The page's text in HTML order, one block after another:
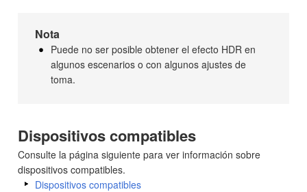
Nota
Puede no ser posible obtener el efecto HDR en
algunos escenarios o con algunos ajustes de
toma.
Dispositivos compatibles
Consulte la página siguiente para ver información sobre
dispositivos compatibles.
Dispositivos compatibles